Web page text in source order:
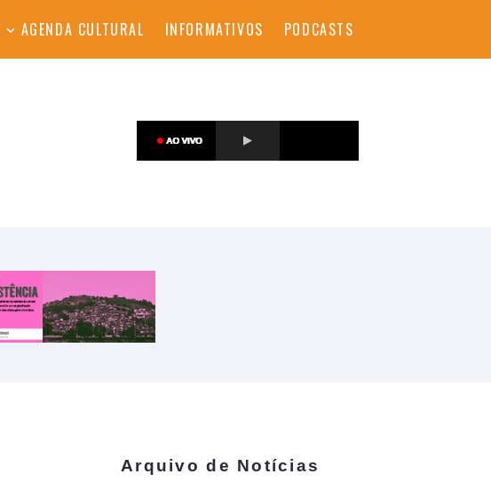
AGENDA CULTURAL INFORMATIVOS PODCASTS
Arquivo de Notícias